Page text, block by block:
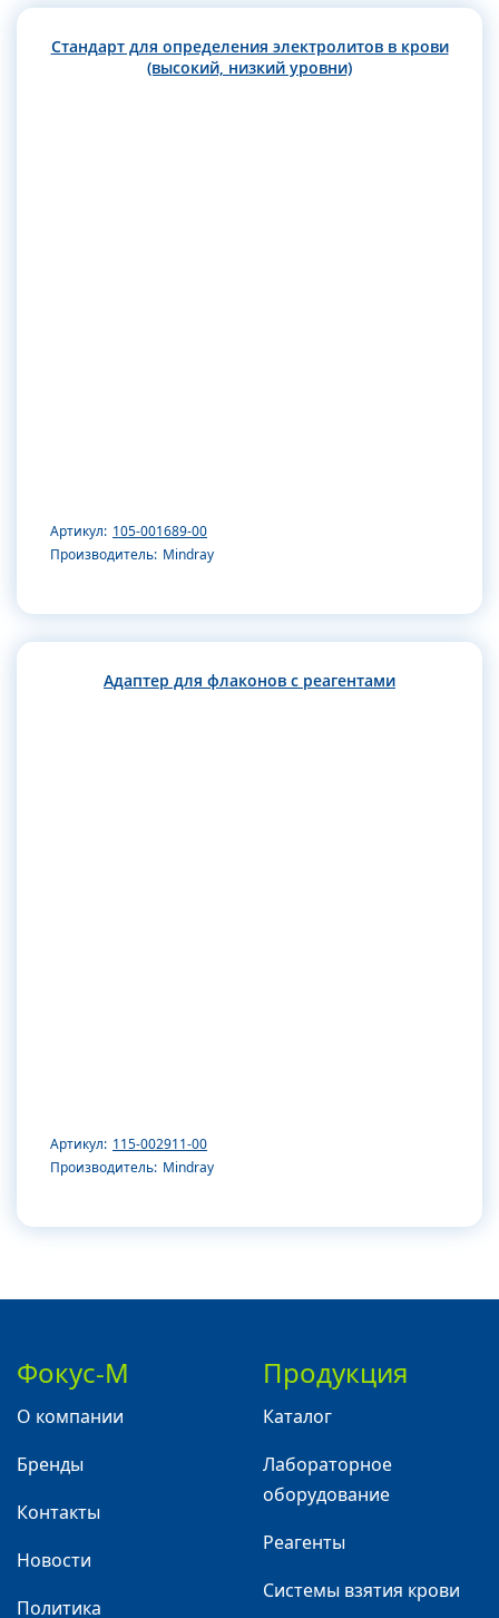
Стандарт для определения электролитов в крови
(высокий, низкий уровни)
Артикул: 105-001689-00
Производитель: Mindray
Адаптер для флаконов с реагентами
Артикул: 115-002911-00
Производитель: Mindray
Фокус-М
О компании
Бренды
Контакты
Новости
Политика
Продукция
Каталог
Лабораторное
оборудование
Реагенты
Системы взятия крови